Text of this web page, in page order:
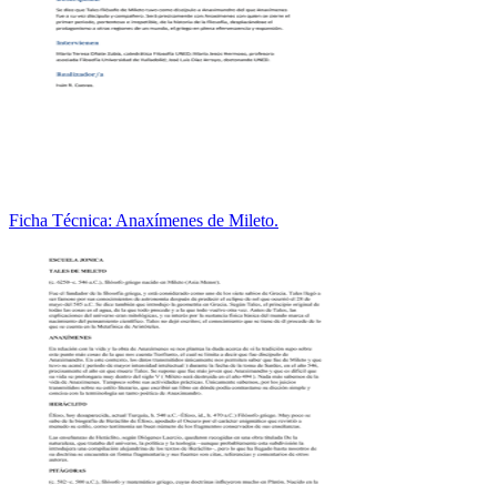
Ficha Técnica: Anaxímenes de Mileto.